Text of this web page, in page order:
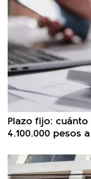
Plazo fijo:
4.100.000 pesos